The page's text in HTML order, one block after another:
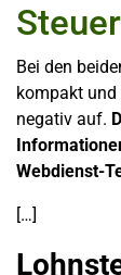
Bei den
kompakt und
negativ auf.
Webdienst-
[…]